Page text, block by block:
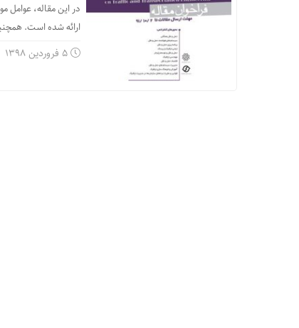
در این مقاله، عوامل
ارائه شده است.
5 فروردین 1398